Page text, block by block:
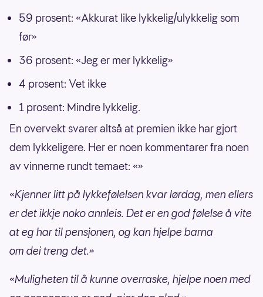
59 prosent: «Akkurat like lykkelig/ulykkelig som
før»
36 prosent: «Jeg er mer lykkelig»
4 prosent: Vet ikke
1 prosent: Mindre lykkelig.
En overvekt svarer altså at premien ikke har gjort
dem lykkeligere. Her er noen kommentarer fra noen
av vinnerne rundt temaet: «»
«Kjenner litt på lykkefølelsen kvar lørdag, men ellers
er det ikkje noko annleis. Det er en god følelse å vite
at eg har til pensjonen, og kan hjelpe barna
om dei treng det.»
«Muligheten til å kunne overraske, hjelpe noen med